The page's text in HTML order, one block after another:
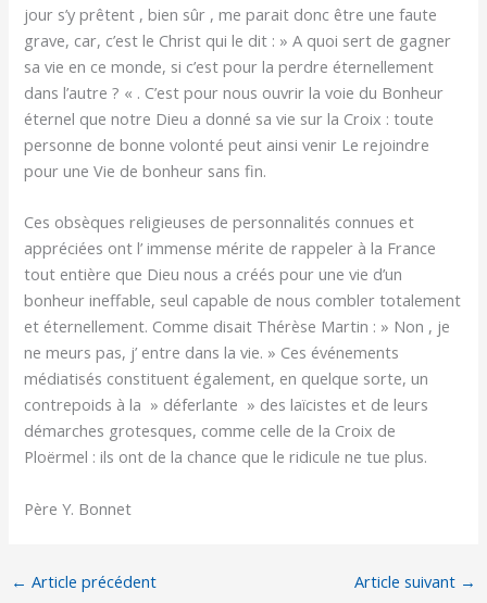
jour s’y prêtent , bien sûr , me parait donc être une faute
grave, car, c’est le Christ qui le dit : » A quoi sert de gagner
sa vie en ce monde, si c’est pour la perdre éternellement
dans l’autre ? « . C’est pour nous ouvrir la voie du Bonheur
éternel que notre Dieu a donné sa vie sur la Croix : toute
personne de bonne volonté peut ainsi venir Le rejoindre
pour une Vie de bonheur sans fin.
Ces obsèques religieuses de personnalités connues et
appréciées ont l’ immense mérite de rappeler à la France
tout entière que Dieu nous a créés pour une vie d’un
bonheur ineffable, seul capable de nous combler totalement
et éternellement. Comme disait Thérèse Martin : » Non , je
ne meurs pas, j’ entre dans la vie. » Ces événements
médiatisés constituent également, en quelque sorte, un
contrepoids à la » déferlante » des laïcistes et de leurs
démarches grotesques, comme celle de la Croix de
Ploërmel : ils ont de la chance que le ridicule ne tue plus.
Père Y. Bonnet
← Article précédent Article suivant →